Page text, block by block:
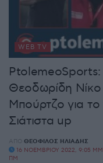
WEB TV
PtolemeoSports:
Θεοδωρίδη
Μπούρτζο για το
Σιάτιστα up
ΑΠΌ ΘΕΌΦΙΛΟΣ ΗΛΙΆΔΗΣ
16 ΝΟΕΜΒΡΊΟΥ 2022, 9:05
ΠΜ